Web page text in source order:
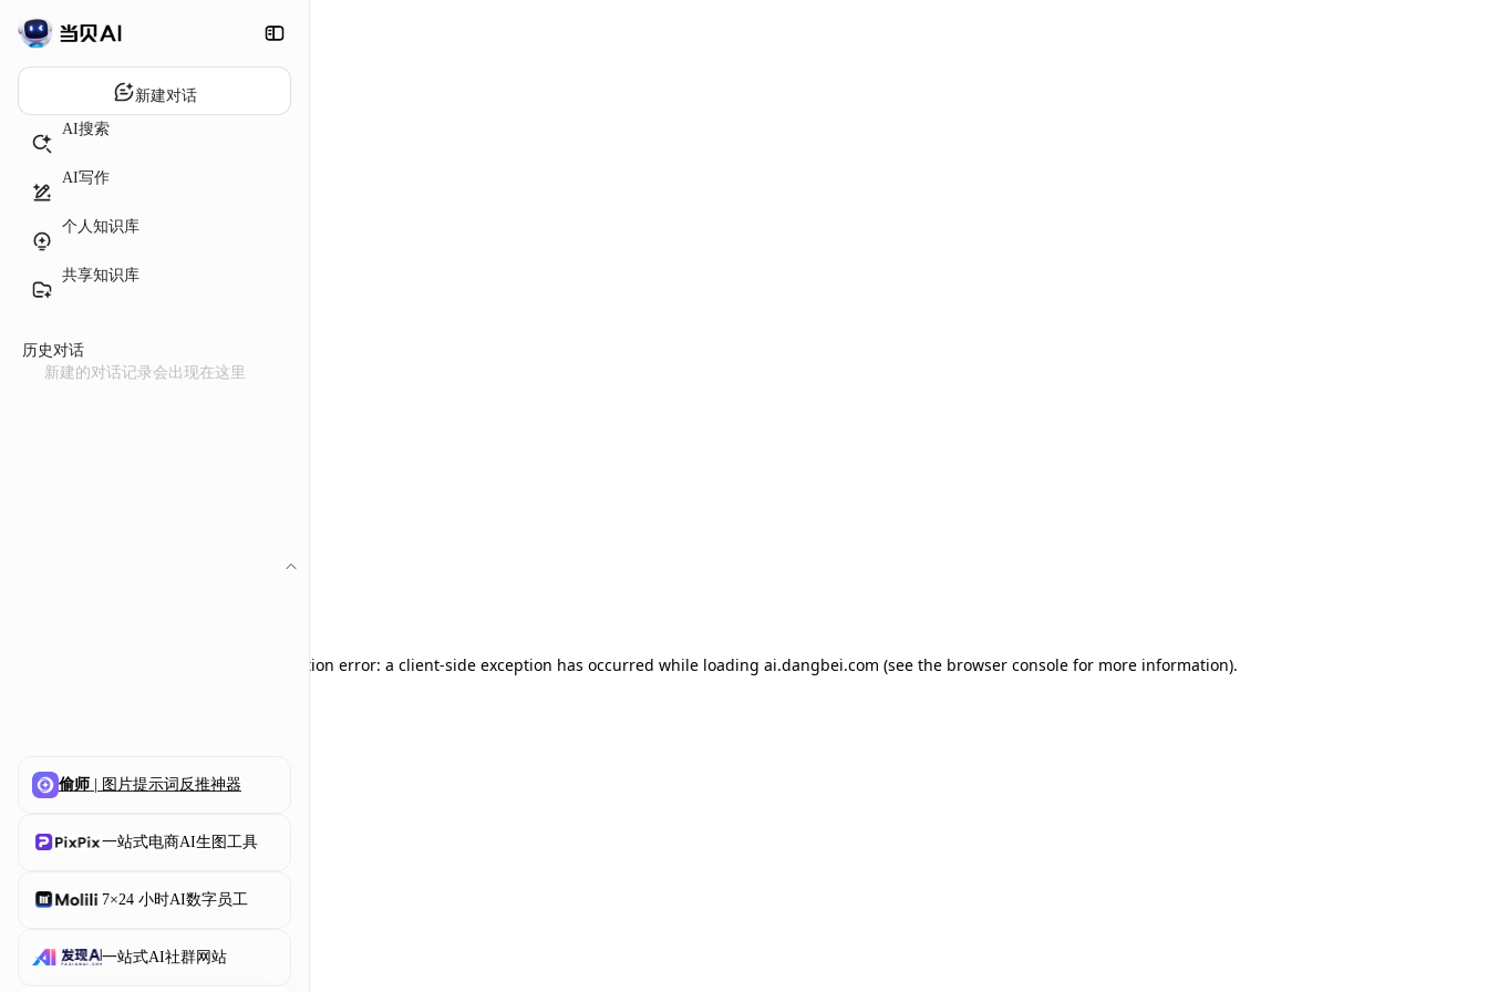
新建对话
AI搜索
AI写作
个人知识库
共享知识库
历史对话
新建的对话记录会出现在这里
偷师 | 图片提示词反推神器
一站式电商AI生图工具
7×24 小时AI数字员工
一站式AI社群网站
Application error: a client-side exception has occurred while loading ai.dangbei.com (see the browser console for more information).